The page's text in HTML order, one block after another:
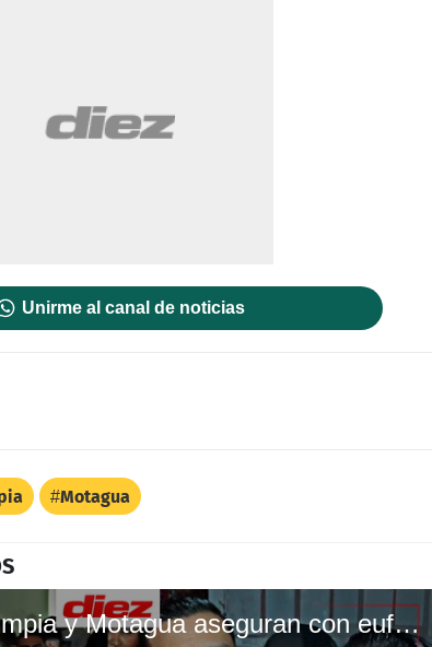
Unirme al canal de noticias
Motagua
Aficionados de Olimpia y Motagua aseguran con euforia que serán campeones de Liga Nacional